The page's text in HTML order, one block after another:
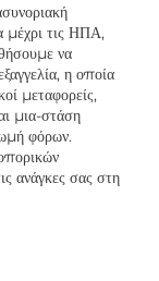
μέχρι τις ΗΠΑ,
να
η οποία
μεταφορείς,
μια-στάση
φόρων.
ανάγκες σας στη